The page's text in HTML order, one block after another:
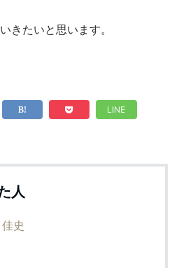
きたいと思います。
LINE
人
史